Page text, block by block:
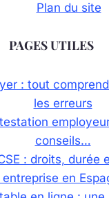
Plan du site
PAGES UTILES
: tout
les erreurs
conseils…
: droits, durée
en